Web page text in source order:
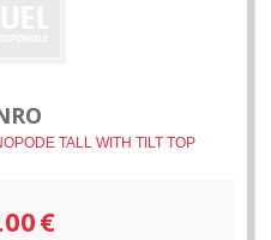
TALL WITH TILT TOP
€